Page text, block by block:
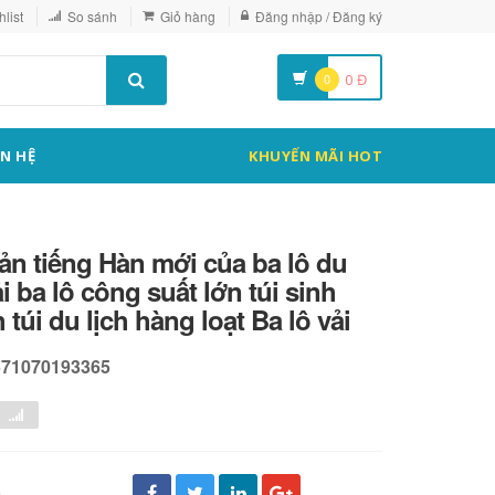
So sánh Giỏ hàng Đăng nhập / Đăng ký
0 0 Đ
HỆ KHUYẾN MÃI HOT
tiếng Hàn mới của ba lô du
ba lô công suất lớn túi sinh
túi du lịch hàng loạt Ba lô vải